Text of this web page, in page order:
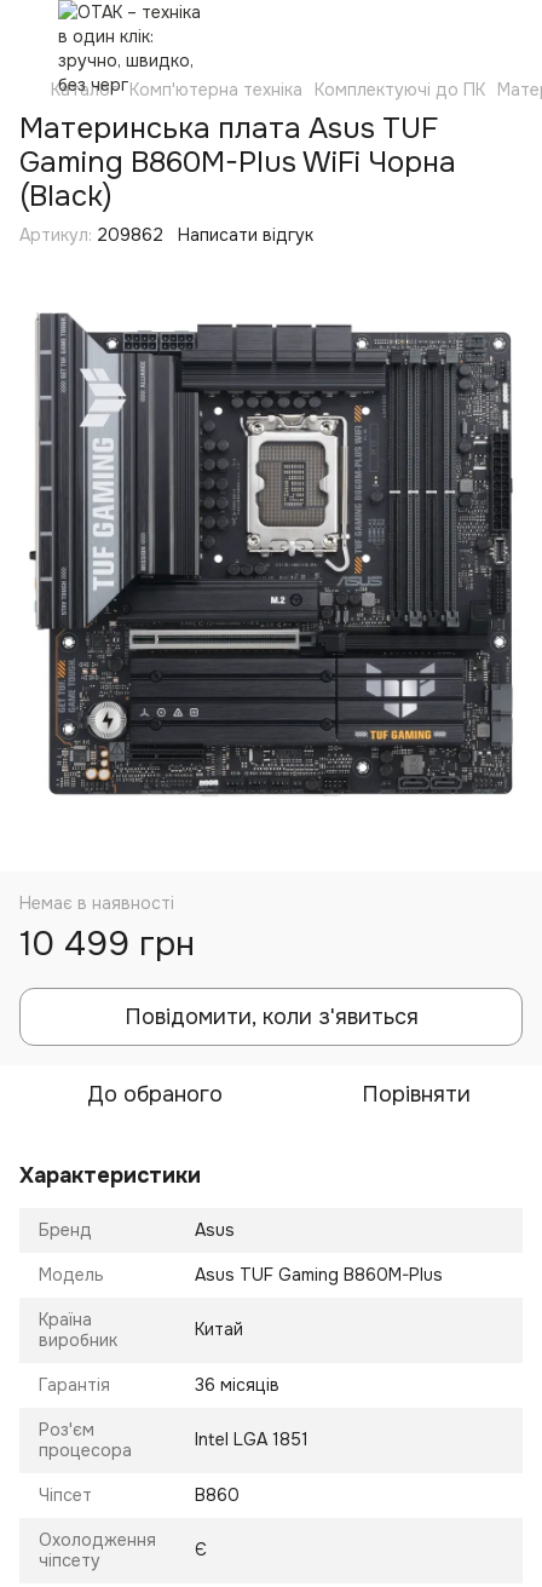
Каталог Комп'ютерна техніка Комплектуючі до ПК
Материнська плата Asus TUF
Gaming B860M-Plus WiFi Чорна
(Black)
Артикул: 209862 Написати відгук
Немає в наявності
10 499 грн
Повідомити, коли з'явиться
До обраного Порівняти
Характеристики
Бренд Asus
Модель Asus TUF Gaming B860M-Plus
Країна
виробник
Китай
Гарантія 36 місяців
Роз'єм
процесора
Intel LGA 1851
Чіпсет B860
Охолодження
чіпсету
Є